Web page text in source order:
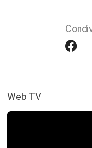
Web TV